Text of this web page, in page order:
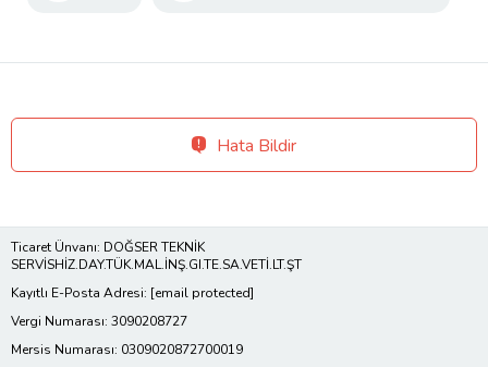
Hata Bildir
Ticaret Ünvanı: DOĞSER TEKNİK
SERVİSHİZ.DAY.TÜK.MAL.İNŞ.GI.TE.SA.VETİ.LT.ŞT
Kayıtlı E-Posta Adresi: [email protected]
Vergi Numarası: 3090208727
Mersis Numarası: 0309020872700019